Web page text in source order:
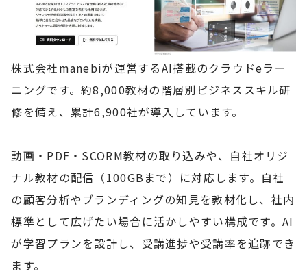
株式会社manebiが運営するAI搭載のクラウドeラー
ニングです。約8,000教材の階層別ビジネススキル研
修を備え、累計6,900社が導入しています。
動画・PDF・SCORM教材の取り込みや、自社オリジ
ナル教材の配信（100GBまで）に対応します。自社
の顧客分析やブランディングの知見を教材化し、社内
標準として広げたい場合に活かしやすい構成です。AI
が学習プランを設計し、受講進捗や受講率を追跡でき
ます。